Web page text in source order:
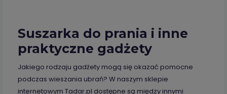
Suszarka do prania i inne
praktyczne gadżety
Jakiego rodzaju gadżety mogą się okazać pomocne
podczas wieszania ubrań? W naszym sklepie
internetowym Tadar.pl dostępne są między innymi